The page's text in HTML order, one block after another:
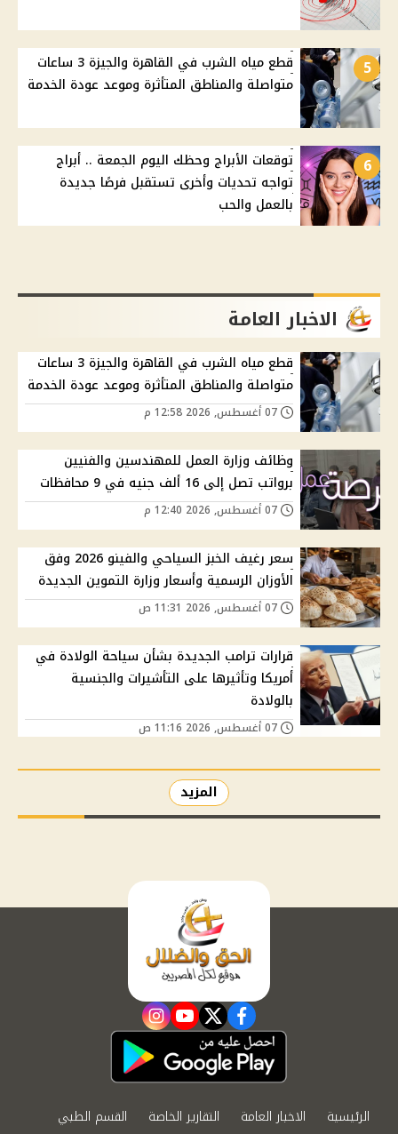
5
قطع مياه الشرب في القاهرة والجيزة 3 ساعات
متواصلة والمناطق المتأثرة وموعد عودة الخدمة
6
توقعات الأبراج وحظك اليوم الجمعة .. أبراج
تواجه تحديات وأخرى تستقبل فرصًا جديدة
بالعمل والحب
الاخبار العامة
قطع مياه الشرب في القاهرة والجيزة 3 ساعات
متواصلة والمناطق المتأثرة وموعد عودة الخدمة
وظائف وزارة العمل للمهندسين والفنيين
برواتب تصل إلى 16 ألف جنيه في 9 محافظات
سعر رغيف الخبز السياحي والفينو 2026 وفق
الأوزان الرسمية وأسعار وزارة التموين الجديدة
قرارات ترامب الجديدة بشأن سياحة الولادة في
أمريكا وتأثيرها على التأشيرات والجنسية
بالولادة
المزيد
facebook
twitter
youtube
instagram
الرئيسية الاخبار العامة التقارير الخاصة القسم الطبي